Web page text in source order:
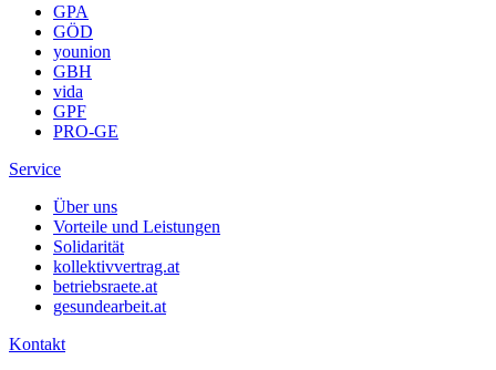
GPA
GÖD
younion
GBH
vida
GPF
PRO-GE
Service
Über uns
Vorteile und Leistungen
Solidarität
kollektivvertrag.at
betriebsraete.at
gesundearbeit.at
Kontakt